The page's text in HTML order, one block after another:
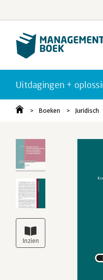
Uitdagingen +
Boeken Juridisch